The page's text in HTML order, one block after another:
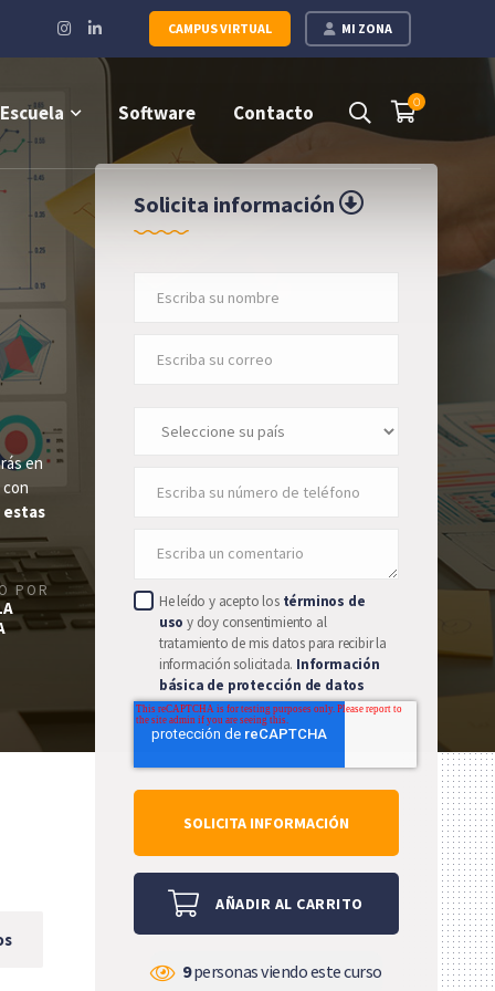
MI ZONA
CAMPUS VIRTUAL
Instagram
Profile
LinkedIn
Profile
0
Escuela Software Contacto
en
POR
Solicita información
He leído y acepto los términos de
uso y doy consentimiento al
tratamiento de mis datos para recibir la
información solicitada. Información
básica de protección de datos
AÑADIR AL CARRITO
9personas viendo este curso